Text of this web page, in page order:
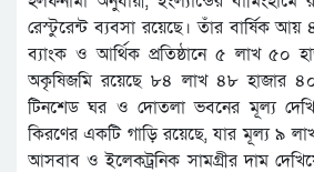
রেস্টুরেন্ট ব্যবসা রয়েছে। তাঁর বার্ষিক
ব্যাংক ও আর্থিক প্রতিষ্ঠানে ৫ লাখ ৫০
অকৃষিজমি রয়েছে ৮৪ লাখ ৪৮ হাজার
টিনশেড ঘর ও দোতলা ভবনের মূল্য
কিরণের একটি গাড়ি রয়েছে, যার মূল্য ৯
আসবাব ও ইলেকট্রনিক সামগ্রীর দাম